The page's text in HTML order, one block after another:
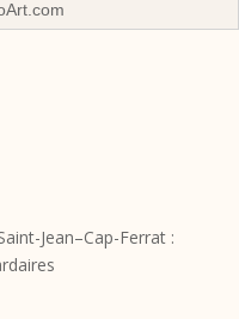
Jean–Cap-Ferrat :